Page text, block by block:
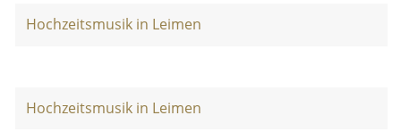
Hochzeitsmusik in Leimen
Hochzeitsmusik in Leimen